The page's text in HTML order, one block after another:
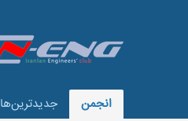
انجمن جدیدترین‌ها